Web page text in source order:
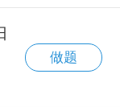
做题